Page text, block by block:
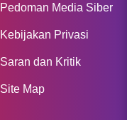
Pedoman Media Siber
Kebijakan Privasi
Saran dan Kritik
Site Map